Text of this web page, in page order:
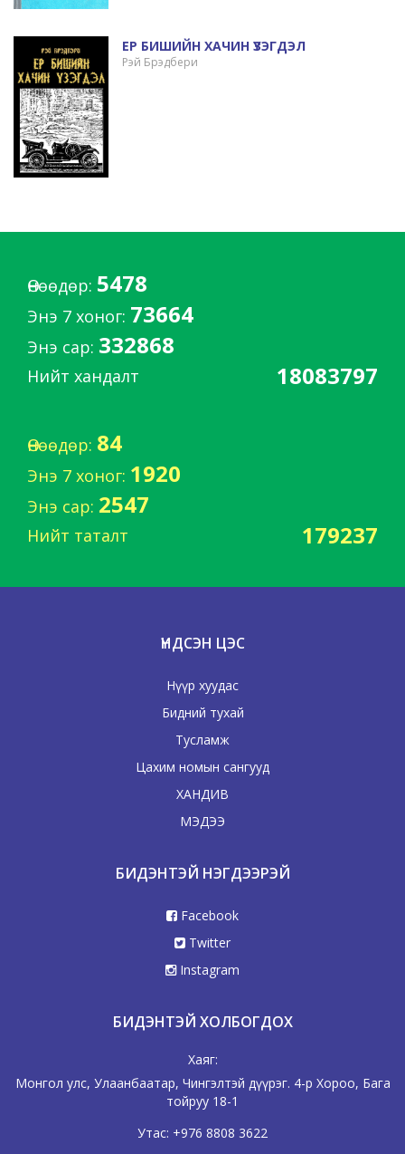
ЕР БИШИЙН ХАЧИН ҮЗЭГДЭЛ
Рэй Брэдбери
Өнөөдөр: 5478
Энэ 7 хоног: 73664
Энэ сар: 332868
Нийт хандалт 18083797
Өнөөдөр: 84
Энэ 7 хоног: 1920
Энэ сар: 2547
Нийт таталт 179237
ҮНДСЭН ЦЭС
Нүүр хуудас
Бидний тухай
Тусламж
Цахим номын сангууд
ХАНДИВ
МЭДЭЭ
БИДЭНТЭЙ НЭГДЭЭРЭЙ
Facebook
Twitter
Instagram
БИДЭНТЭЙ ХОЛБОГДОХ
Хаяг:
Монгол улс, Улаанбаатар, Чингэлтэй дүүрэг. 4-р Хороо, Бага
тойруу 18-1
Утас: +976 8808 3622